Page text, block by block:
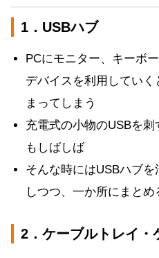
1．USBハブ
PCにモニター、キーボ
デバイスを利用してい
まってしまう
充電式の小物のUSBを
もしばしば
そんな時にはUSBハブ
しつつ、一か所にまとめ
2．ケーブルトレイ・